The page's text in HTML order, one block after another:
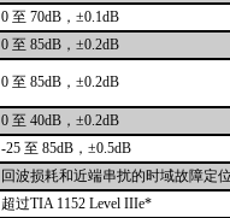
0 至 70dB，±0.1dB
0 至 85dB，±0.2dB
0 至 85dB，±0.2dB
0 至 40dB，±0.2dB
-25 至 85dB，±0.5dB
回波损耗和近端串扰的时域故障定
超过TIA 1152 Level IIIe*